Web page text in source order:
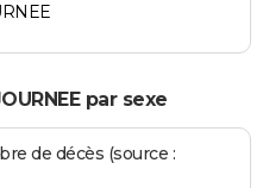
par sexe
de décès (source :